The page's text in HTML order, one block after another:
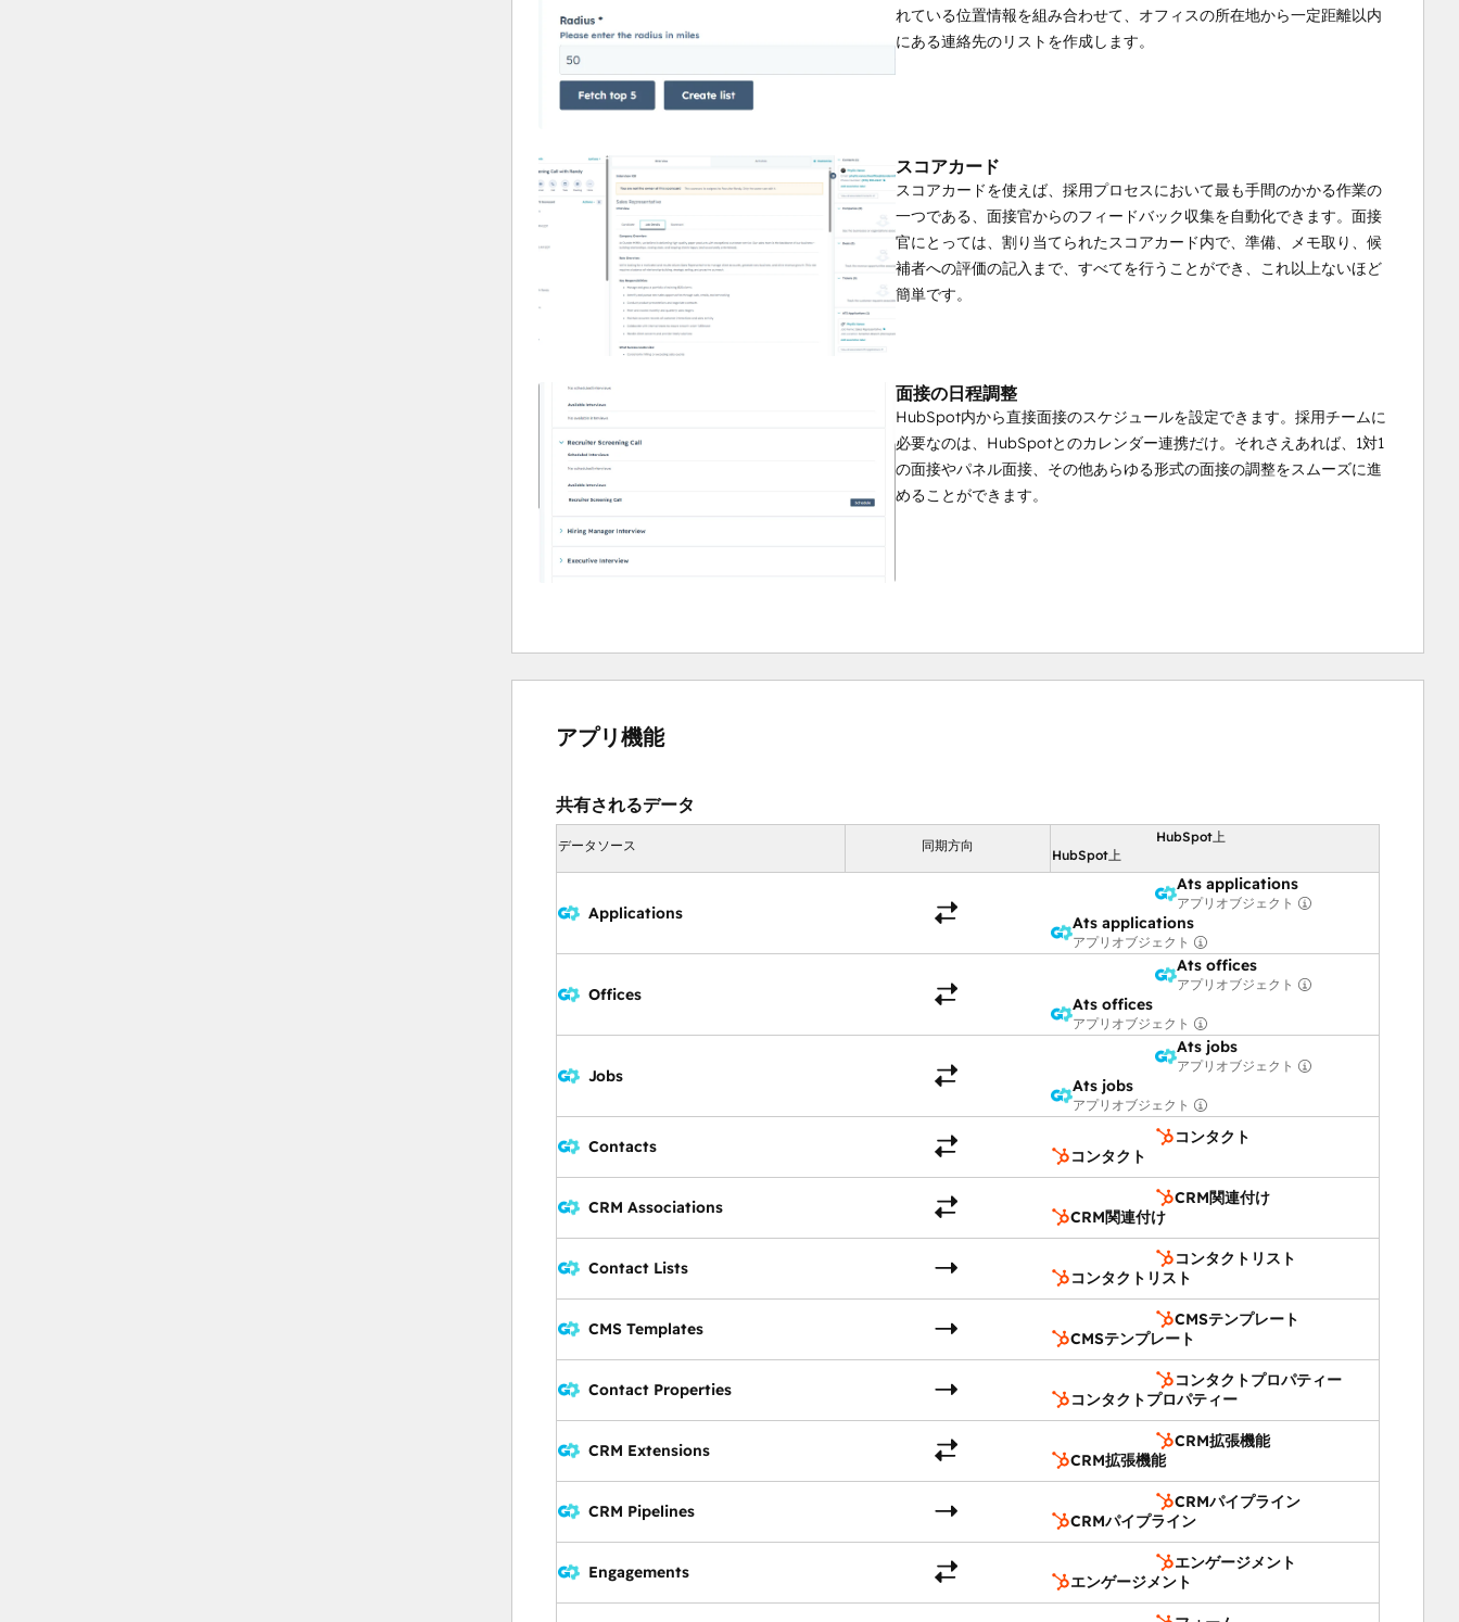
れている位置情報を組み合わせて、オフィスの所在地から一定距離以内
にある連絡先のリストを作成します。
スコアカード
スコアカードを使えば、採用プロセスにおいて最も手間のかかる作業の
一つである、面接官からのフィードバック収集を自動化できます。面接
官にとっては、割り当てられたスコアカード内で、準備、メモ取り、候
補者への評価の記入まで、すべてを行うことができ、これ以上ないほど
簡単です。
面接の日程調整
HubSpot内から直接面接のスケジュールを設定できます。採用チームに
必要なのは、HubSpotとのカレンダー連携だけ。それさえあれば、1対1
の面接やパネル面接、その他あらゆる形式の面接の調整をスムーズに進
めることができます。
アプリ機能
共有されるデータ
データソース 同期方向
HubSpot上
HubSpot上
Applications
Ats applications
アプリオブジェクト
Ats applications
アプリオブジェクト
Offices
Ats offices
アプリオブジェクト
Ats offices
アプリオブジェクト
Jobs
Ats jobs
アプリオブジェクト
Ats jobs
アプリオブジェクト
Contacts
コンタクト
コンタクト
CRM Associations
CRM関連付け
CRM関連付け
Contact Lists
コンタクトリスト
コンタクトリスト
CMS Templates
CMSテンプレート
CMSテンプレート
Contact Properties
コンタクトプロパティー
コンタクトプロパティー
CRM Extensions
CRM拡張機能
CRM拡張機能
CRM Pipelines
CRMパイプライン
CRMパイプライン
Engagements
エンゲージメント
エンゲージメント